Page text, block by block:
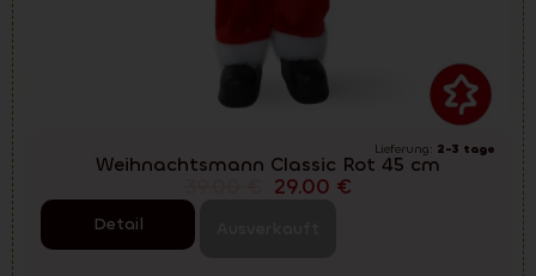
Lieferung: 2-3 tage
Weihnachtsmann Classic Rot 45 cm
29.00 €
Detail